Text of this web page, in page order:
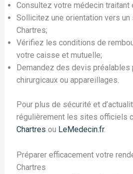
Consultez votre médecin traitant
Sollicitez une orientation vers un
Chartres;
Vérifiez les conditions de
votre caisse et mutuelle;
Demandez des devis préalables
chirurgicaux ou appareillages.
Pour plus de sécurité et
régulièrement les sites officiels
Chartres ou LeMedecin.fr.
Préparer efficacement votre
Chartres